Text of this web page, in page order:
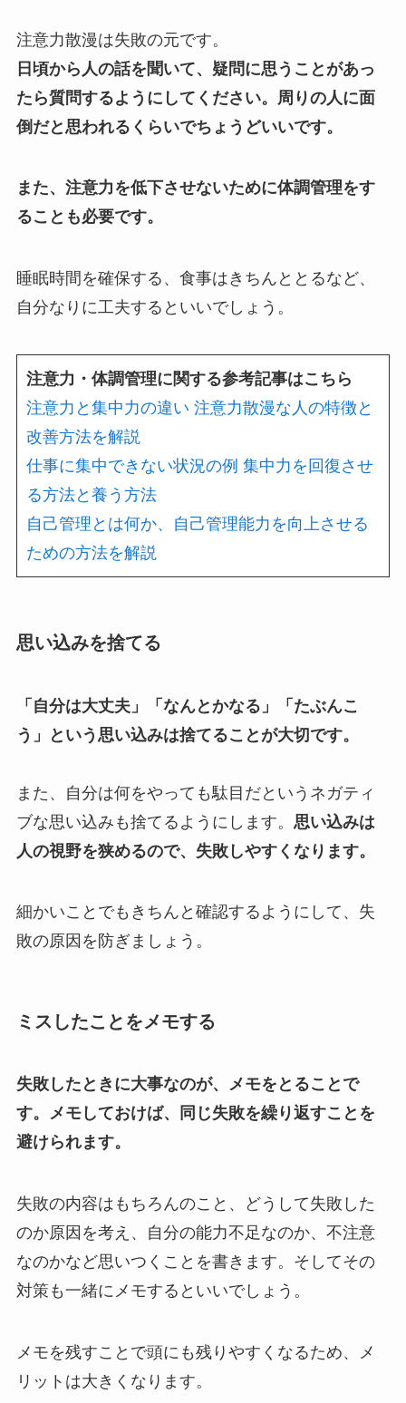
注意力散漫は失敗の元です。
日頃から人の話を聞いて、疑問に思うことがあっ
たら質問するようにしてください。
周りの人に面
倒だと思われるくらいでちょうどいいです。
また、注意力を低下させないために体調管理をす
ることも必要です。
睡眠時間を確保する、食事はきちんととるなど、
自分なりに工夫するといいでしょう。
注意力・体調管理に関する参考記事はこちら
注意力と集中力の違い 注意力散漫な人の特徴と
改善方法を解説
仕事に集中できない状況の例 集中力を回復させ
る方法と養う方法
自己管理とは何か、自己管理能力を向上させる
ための方法を解説
思い込みを捨てる
「自分は大丈夫」「なんとかなる」「たぶんこ
う」という思い込みは捨てることが大切です。
また、自分は何をやっても駄目だというネガティ
ブな思い込みも捨てるようにします。 思い込みは
人の視野を狭めるので、失敗しやすくなります。
細かいことでもきちんと確認するようにして、失
敗の原因を防ぎましょう。
ミスしたことをメモする
失敗したときに大事なのが、メモをとることで
す。メモしておけば、同じ失敗を繰り返すことを
避けられます。
失敗の内容はもちろんのこと、どうして失敗した
のか原因を考え、自分の能力不足なのか、不注意
なのかなど思いつくことを書きます。そしてその
対策も一緒にメモするといいでしょう。
メモを残すことで頭にも残りやすくなるため、メ
リットは大きくなります。